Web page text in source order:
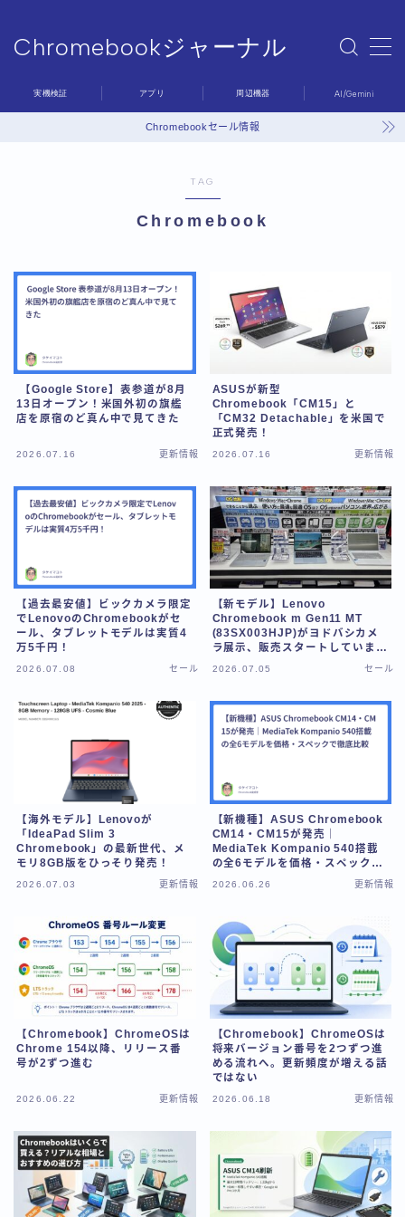
Chromebookジャーナル
Chromebookジャーナル
Sample Page
デモプリセット記事 #6
有料記事の決済完了ページ
実機検証 アプリ 周辺機器 AI/Gemini
Chromebookセール情報
TAG
Chromebook
【Google Store】表参道が8月
13日オープン！米国外初の旗艦
店を原宿のど真ん中で見てきた
2026.07.16 更新情報
ASUSが新型
Chromebook「CM15」と
「CM32 Detachable」を米国で
正式発売！
2026.07.16 更新情報
【過去最安値】ビックカメラ限定
でLenovoのChromebookがセ
ール、タブレットモデルは実質4
万5千円！
2026.07.08 セール
【新モデル】Lenovo
Chromebook m Gen11 MT
(83SX003HJP)がヨドバシカメ
ラ展示、販売スタートしていまし
2026.07.05 セール
【海外モデル】Lenovoが
「IdeaPad Slim 3
Chromebook」の最新世代、メ
モリ8GB版をひっそり発売！
2026.07.03 更新情報
【新機種】ASUS Chromebook
CM14・CM15が発売｜
MediaTek Kompanio 540搭載
の全6モデルを価格・スペックで
2026.06.26 更新情報
【Chromebook】ChromeOSは
Chrome 154以降、リリース番
号が2ずつ進む
2026.06.22 更新情報
【Chromebook】ChromeOSは
将来バージョン番号を2つずつ進
める流れへ。更新頻度が増える話
ではない
2026.06.18 更新情報